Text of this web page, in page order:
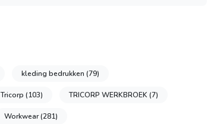
kleding bedrukken (79)
Tricorp (103) TRICORP WERKBROEK (7)
Workwear(281)